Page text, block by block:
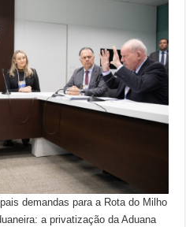
demandas para a Rota do Milho
a privatização da Aduana